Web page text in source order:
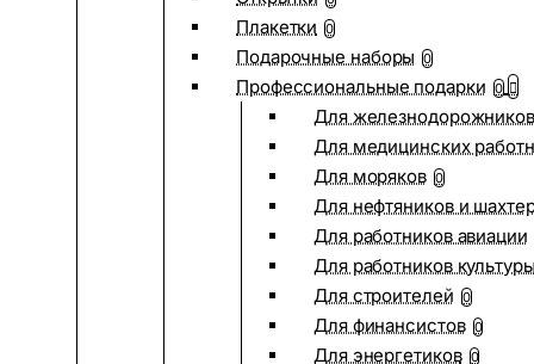
Плакетки 0
Подарочные наборы 0
Профессиональные подарки 0
Для железнодорожников
Для медицинских
Для моряков 0
Для нефтяников и
Для работников авиации
Для работников
Для строителей 0
Для финансистов 0
Для энергетиков 0